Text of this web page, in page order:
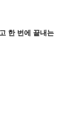
한 번에 끝내는